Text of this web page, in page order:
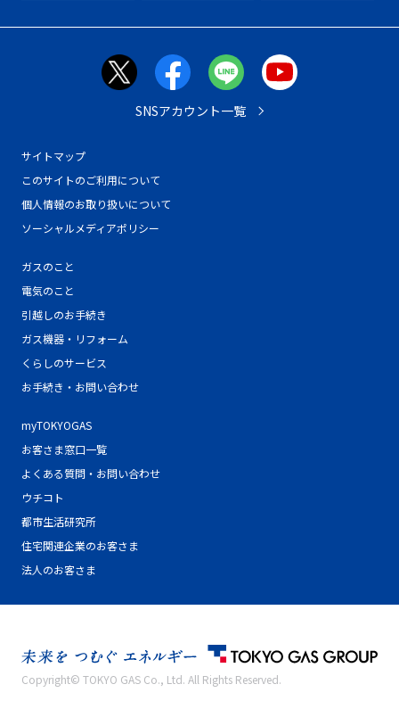
サイトマップ
このサイトのご利用について
個人情報のお取り扱いについて
ソーシャルメディアポリシー
ガスのこと
電気のこと
引越しのお手続き
ガス機器・リフォーム
くらしのサービス
お手続き・お問い合わせ
myTOKYOGAS
お客さま窓口一覧
よくある質問・お問い合わせ
ウチコト
都市生活研究所
住宅関連企業のお客さま
法人のお客さま
SNSアカウント一覧
Copyright© TOKYO GAS Co., Ltd. All Rights Reserved.